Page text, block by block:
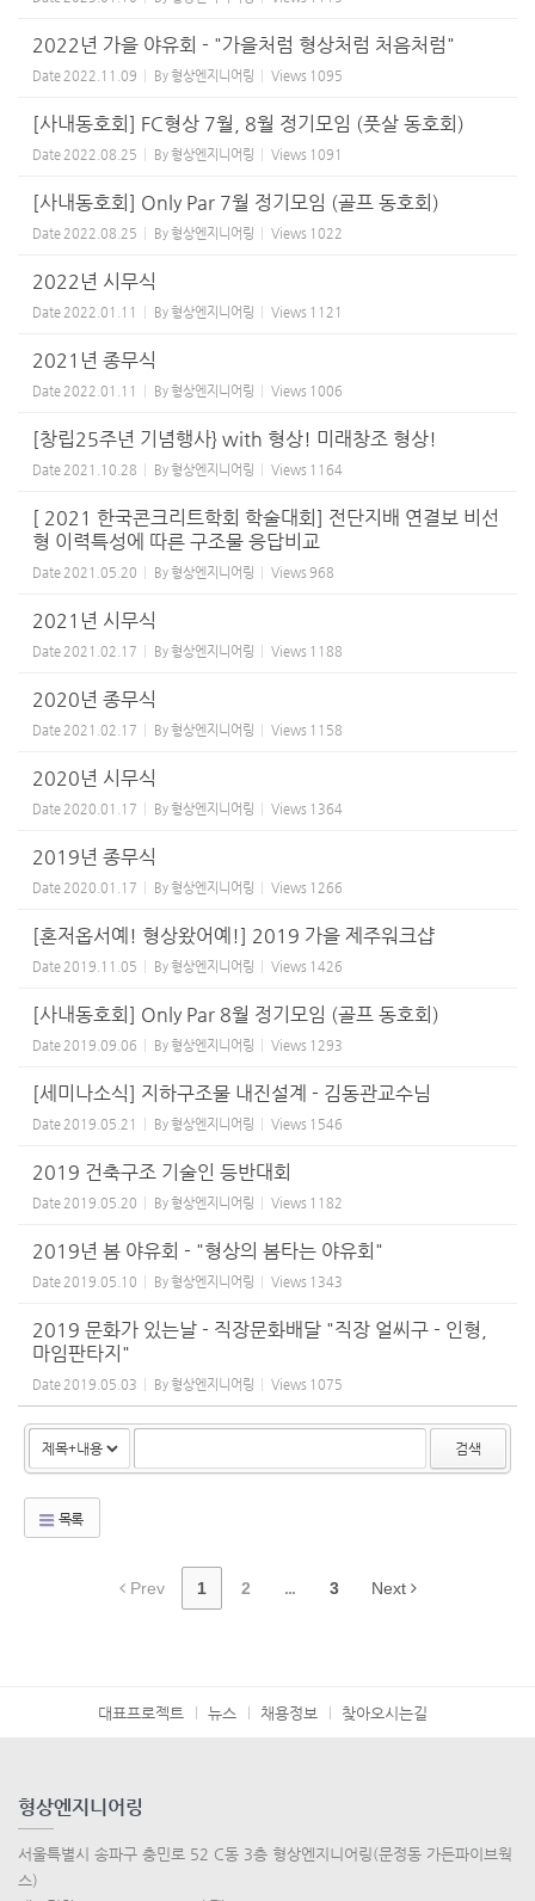
2022년 가을 야유회 - "가을처럼 형상처럼 처음처럼"
Date 2022.11.09 By 형상엔지니어링 Views 1095
[사내동호회] FC형상 7월, 8월 정기모임 (풋살 동호회)
Date 2022.08.25 By 형상엔지니어링 Views 1091
[사내동호회] Only Par 7월 정기모임 (골프 동호회)
Date 2022.08.25 By 형상엔지니어링 Views 1022
2022년 시무식
Date 2022.01.11 By 형상엔지니어링 Views 1121
2021년 종무식
Date 2022.01.11 By 형상엔지니어링 Views 1006
[창립25주년 기념행사} with 형상! 미래창조 형상!
Date 2021.10.28 By 형상엔지니어링 Views 1164
[ 2021 한국콘크리트학회 학술대회] 전단지배 연결보 비선
형 이력특성에 따른 구조물 응답비교
Date 2021.05.20 By 형상엔지니어링 Views 968
2021년 시무식
Date 2021.02.17 By 형상엔지니어링 Views 1188
2020년 종무식
Date 2021.02.17 By 형상엔지니어링 Views 1158
2020년 시무식
Date 2020.01.17 By 형상엔지니어링 Views 1364
2019년 종무식
Date 2020.01.17 By 형상엔지니어링 Views 1266
[혼저옵서예! 형상왔어예!] 2019 가을 제주워크샵
Date 2019.11.05 By 형상엔지니어링 Views 1426
[사내동호회] Only Par 8월 정기모임 (골프 동호회)
Date 2019.09.06 By 형상엔지니어링 Views 1293
[세미나소식] 지하구조물 내진설계 - 김동관교수님
Date 2019.05.21 By 형상엔지니어링 Views 1546
2019 건축구조 기술인 등반대회
Date 2019.05.20 By 형상엔지니어링 Views 1182
2019년 봄 야유회 - "형상의 봄타는 야유회"
Date 2019.05.10 By 형상엔지니어링 Views 1343
2019 문화가 있는날 - 직장문화배달 "직장 얼씨구 - 인형,
마임판타지"
Date 2019.05.03 By 형상엔지니어링 Views 1075
검색
목록
Prev 1 2 ... 3 Next
대표프로젝트 뉴스 채용정보 찾아오시는길
형상엔지니어링
서울특별시 송파구 충민로 52 C동 3층 형상엔지니어링(문정동 가든파이브웍
스)